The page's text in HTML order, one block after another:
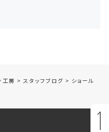
工房 > スタッフブログ > ショール